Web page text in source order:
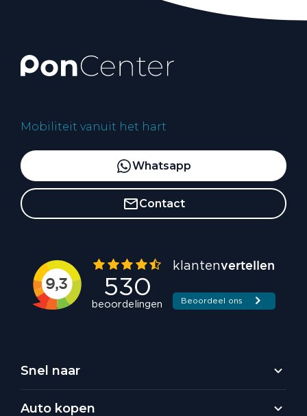
Mobiliteit vanuit het hart
Whatsapp
Contact
Snel naar
Auto kopen